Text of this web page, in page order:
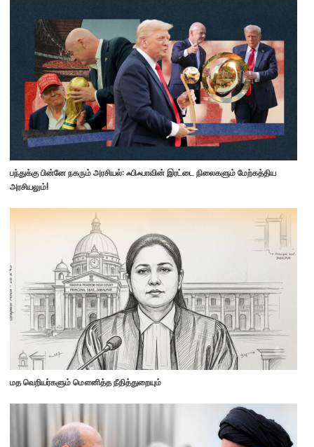
பந்துக்கு பின்னே நகரும் அரசியல்: ஃபிஃபாவின் இரட்டை நிலைகளும் மேற்கத்திய
அரசியலும்!
மத வெறியர்களும் மௌனித்த நீதித்துறையும்